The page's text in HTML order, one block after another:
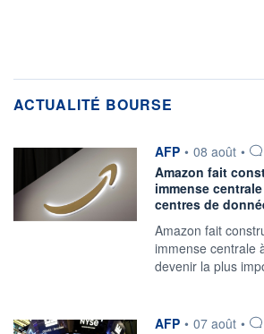
ACTUALITÉ BOURSE
information fournie
AFP • 08 août •
Amazon fait
immense
centres de
Amazon fait
immense centrale
devenir la plus
information fournie
AFP • 07 août •